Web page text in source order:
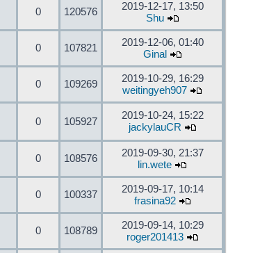
0 120576
2019-12-17, 13:50
Shu
0 107821
2019-12-06, 01:40
Ginal
0 109269
2019-10-29, 16:29
weitingyeh907
0 105927
2019-10-24, 15:22
jackylauCR
0 108576
2019-09-30, 21:37
lin.wete
0 100337
2019-09-17, 10:14
frasina92
0 108789
2019-09-14, 10:29
roger201413